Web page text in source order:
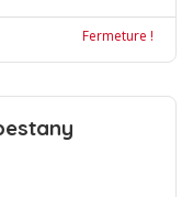
Fermeture !